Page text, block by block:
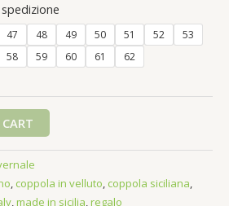
47 48 49 50 51 52
53
58 59 60 61 62
, coppola in velluto, coppola siciliana,
,made in sicilia,regalo